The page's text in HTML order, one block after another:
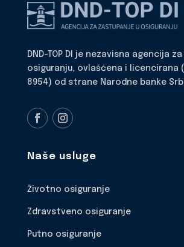
DND-TOP DI je nezavisna agencija
osiguranju, ovlašćena i licencirana
8954) od strane Narodne banke
Naše usluge
Životno osiguranje
Zdravstveno osiguranje
Putno osiguranje